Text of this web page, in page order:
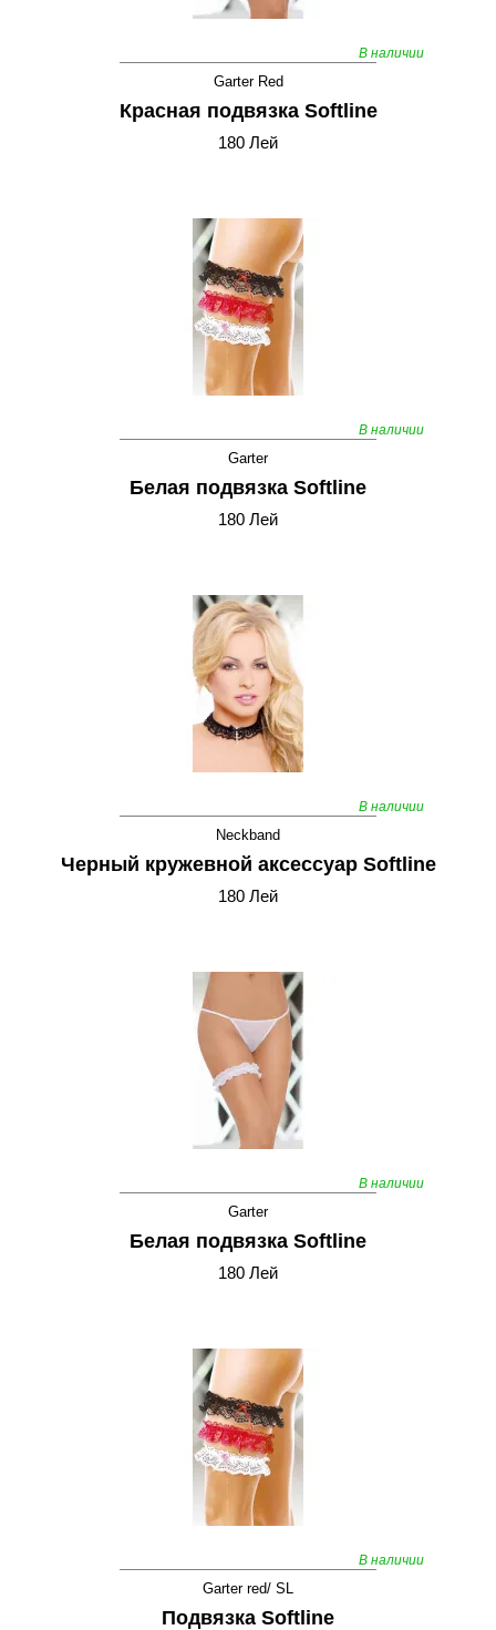
В наличии
Garter Red
Красная подвязка Softline
180 Лей
В наличии
Garter
Белая подвязка Softline
180 Лей
В наличии
Neckband
Черный кружевной аксессуар Softline
180 Лей
В наличии
Garter
Белая подвязка Softline
180 Лей
В наличии
Garter red/ SL
Подвязка Softline